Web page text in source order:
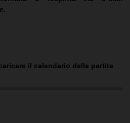
il calendario delle partite